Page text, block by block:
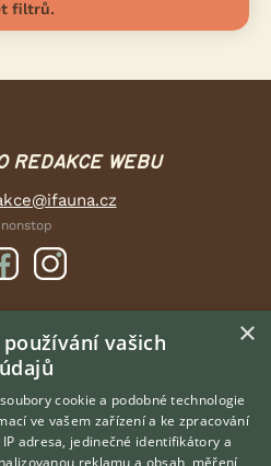
filtrů.
REDAKCE WEBU
nonstop
STRÁNKA
INZERCE
DISKUSE
×
vašich
údajů
cookie a podobné technologie
ve vašem zařízení a ke zpracování
adresa, jedinečné identifikátory a
reklamu a obsah, měření